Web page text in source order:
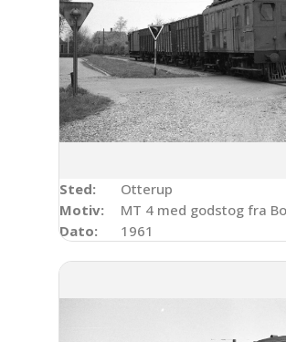
Sted:
Otterup
Motiv:
MT 4 med godstog fra
Dato:
1961